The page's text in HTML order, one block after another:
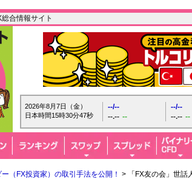
合情報サイト
2026年8月7日（金）
日本時間15時30分48秒
--/--
--.-- --
--/--
--.-- --
ー（FX投資家）の取引手法を公開！ > 「FX友の会」世話